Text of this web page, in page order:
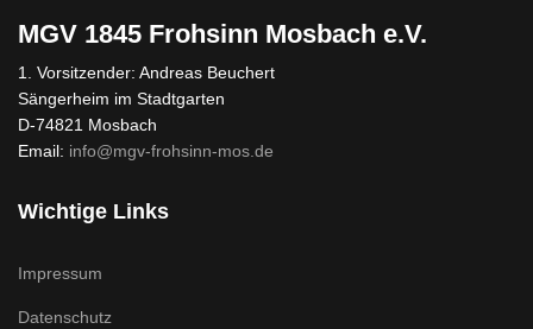
MGV 1845 Frohsinn Mosbach e.V.
1. Vorsitzender: Andreas Beuchert
Sängerheim im Stadtgarten
D-74821 Mosbach
Email: info@mgv-frohsinn-mos.de
Wichtige Links
Impressum
Datenschutz